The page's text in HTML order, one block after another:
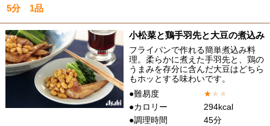
5分 1品
小松菜と鶏手羽先と大豆の煮込み
フライパンで作れる簡単煮込み料
理。柔らかに煮えた手羽先と、鶏の
うまみを存分に含んだ大豆はどちら
もホッとする味わいです。
●難易度
★★ ★
●カロリー
294kcal
●調理時間
45分